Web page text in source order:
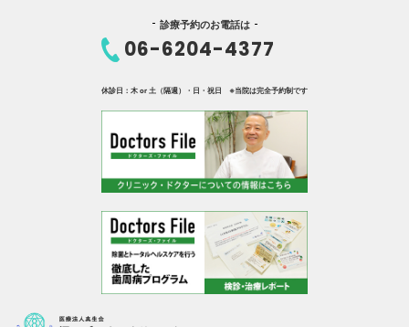
診療予約のお電話は
06-6204-4377
休診日：木 or 土（隔週）・日・祝日 ※当院は完全予約制です